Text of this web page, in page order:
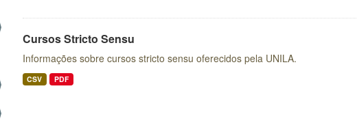
Cursos Stricto Sensu
Informações sobre cursos stricto sensu oferecidos pela UNILA.
CSV PDF